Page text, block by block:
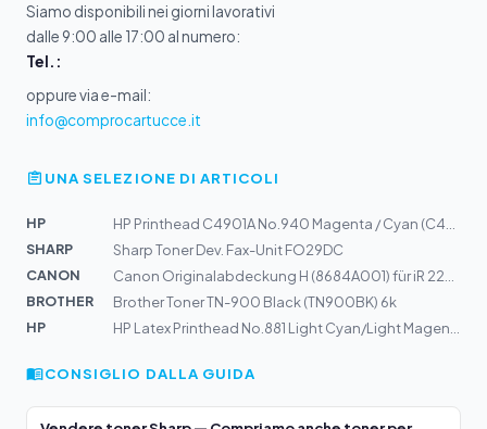
Siamo disponibili nei giorni lavorativi
dalle 9:00 alle 17:00 al numero:
Tel.:
oppure via e-mail:
info@comprocartucce.it
UNA SELEZIONE DI ARTICOLI
HP
SHARP
Sharp Toner Dev. Fax-Unit FO29DC
CANON
BROTHER
Brother Toner TN-900 Black (TN900BK) 6k
HP
CONSIGLIO DALLA GUIDA